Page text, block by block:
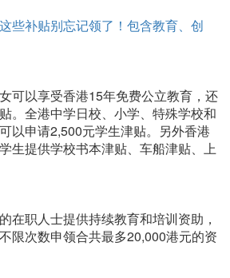
可以享受香港15年免费公立教育，还
。全港中学日校、小学、特殊学校和
以申请2,500元学生津贴。另外香港
生提供学校书本津贴、车船津贴、上
在职人士提供持续教育和培训资助，
限次数申领合共最多20,000港元的资